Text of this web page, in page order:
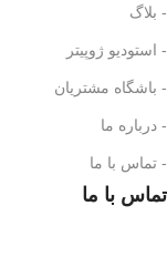
- بلاگ
- استودیو ژوپیتر
- باشگاه مشتریان
- درباره ما
- تماس با ما
تماس با ما